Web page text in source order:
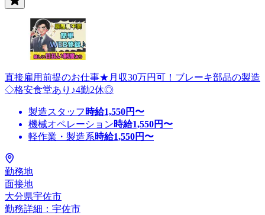
直接雇用前提のお仕事★月収30万円可！ブレーキ部品の製造
◇格安食堂あり♪4勤2休◎
製造スタッフ 時給1,550円〜
機械オペレーション時給1,550円〜
軽作業・製造系時給1,550円〜
勤務地
面接地
大分県宇佐市
勤務詳細：宇佐市